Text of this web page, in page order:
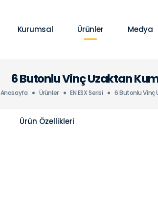
Kurumsal Ürünler Medya
6 Butonlu Vinç Uzaktan
Anasayfa Ürünler EN ESX Serisi 6 Butonlu Vinç
Ürün Özellikleri